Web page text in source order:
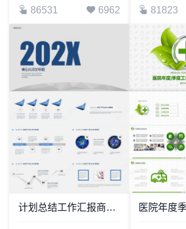
86531 6962 81823
计划总结工作汇报商务通用汇报PPT模板(2)